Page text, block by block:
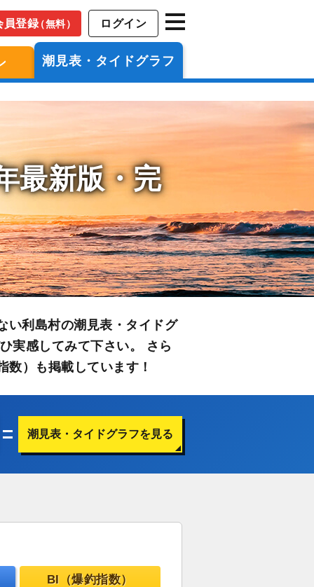
員登録（無料） ログイン
潮見表・タイドグラフ
最新版・完
い利島村の潮見表・タイドグ
実感してみて下さい。 さら
）も掲載しています！
潮見表・タイドグラフを見る
BI（爆釣指数）